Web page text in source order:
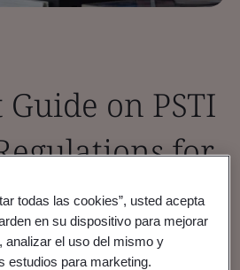
on PSTI
for
and incoming
todas las cookies”, usted acepta
en su dispositivo para mejorar
analizar el uso del mismo y
estudios para marketing.